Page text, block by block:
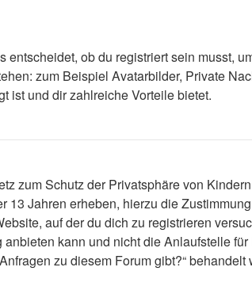
ob du registriert sein musst,
zum Beispiel Avatarbilder, Private
ist und dir zahlreiche Vorteile bietet.
zum Schutz der Privatsphäre von
Jahren erheben, hierzu die
auf der du dich zu registrieren
kann und nicht die Anlaufstelle
zu diesem Forum gibt?“ behandelt